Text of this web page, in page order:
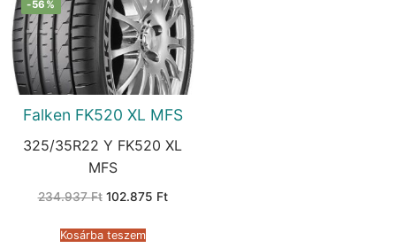
-56%
Falken FK520 XL MFS
325/35R22 Y FK520 XL
MFS
234.937Ft Original
234.937 Ft.
102.875 FtCurrent
Kosárba teszem